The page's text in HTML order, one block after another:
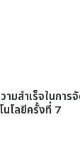
มสำเร็จในการ
นโลยีครั้งที่ 7